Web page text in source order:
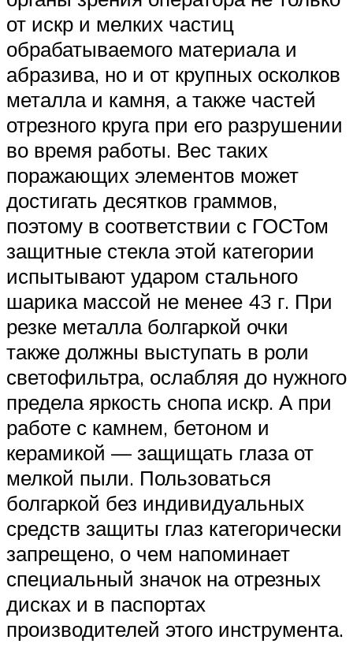
от искр и мелких частиц
обрабатываемого материала и
абразива, но и от крупных осколков
металла и камня, а также частей
отрезного круга при его разрушении
во время работы. Вес таких
поражающих элементов может
достигать десятков граммов,
поэтому в соответствии с ГОСТом
защитные стекла этой категории
испытывают ударом стального
шарика массой не менее 43 г. При
резке металла болгаркой очки
также должны выступать в роли
светофильтра, ослабляя до нужного
предела яркость снопа искр. А при
работе с камнем, бетоном и
керамикой — защищать глаза от
мелкой пыли. Пользоваться
болгаркой без индивидуальных
средств защиты глаз категорически
запрещено, о чем напоминает
специальный значок на отрезных
дисках и в паспортах
производителей этого инструмента.